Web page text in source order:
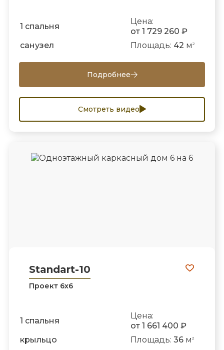
1 спальня
Цена:
от 1 729 260 ₽
санузел
Площадь: 42 м 2
Подробнее
Смотреть видео
Standart-10
Проект 6х6
1 спальня
Цена:
от 1 661 400 ₽
крыльцо
Площадь: 36м 2